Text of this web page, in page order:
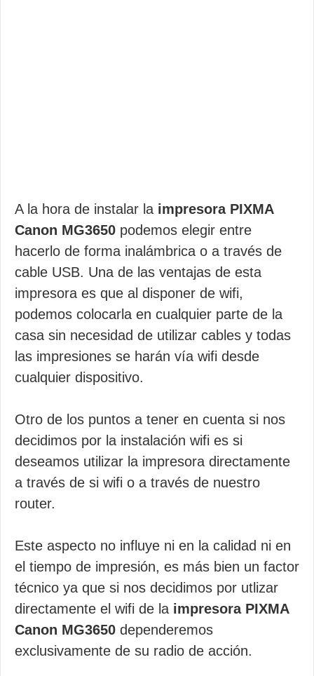
A la hora de instalar la impresora PIXMA
Canon MG3650 podemos elegir entre
hacerlo de forma inalámbrica o a través de
cable USB. Una de las ventajas de esta
impresora es que al disponer de wifi,
podemos colocarla en cualquier parte de la
casa sin necesidad de utilizar cables y todas
las impresiones se harán vía wifi desde
cualquier dispositivo.
Otro de los puntos a tener en cuenta si nos
decidimos por la instalación wifi es si
deseamos utilizar la impresora directamente
a través de si wifi o a través de nuestro
router.
Este aspecto no influye ni en la calidad ni en
el tiempo de impresión, es más bien un factor
técnico ya que si nos decidimos por utlizar
directamente el wifi de la impresora PIXMA
Canon MG3650 dependeremos
exclusivamente de su radio de acción.